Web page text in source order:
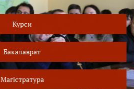
Курси
Бакалаврат
Магістратура